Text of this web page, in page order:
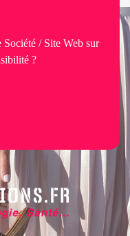
/ Site Web sur
?